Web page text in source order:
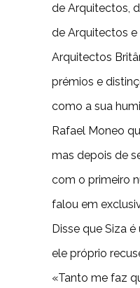
de Arquitectos,
de Arquitectos
Arquitectos
prémios e
como a sua
Rafael Moneo
mas depois de
com o primeiro
falou em
Disse que Siza
ele próprio
«Tanto me faz